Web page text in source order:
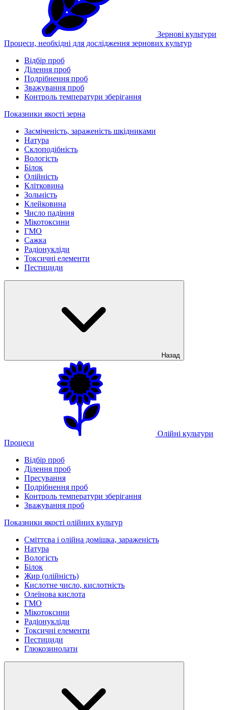
Зернові культури
Процеси, необхідні для дослідження зернових культур
Відбір проб
Ділення проб
Подрібнення проб
Зважування проб
Контроль температури зберігання
Показники якості зерна
Засміченість, зараженість шкідниками
Натура
Склоподібність
Вологість
Білок
Олійність
Клітковина
Зольність
Клейковина
Число падіння
Мікотоксини
ГМО
Сажка
Радіонукліди
Токсичні елементи
Пестициди
Назад
Олійні культури
Процеси
Відбір проб
Ділення проб
Пресування
Подрібнення проб
Контроль температури зберігання
Зважування проб
Показники якості олійних культур
Сміттєва і олійна домішка, зараженість
Натура
Вологість
Білок
Жир (олійність)
Кислотне число, кислотність
Олеїнова кислота
ГМО
Мікотоксини
Радіонукліди
Токсичні елементи
Пестициди
Глюкозинолати